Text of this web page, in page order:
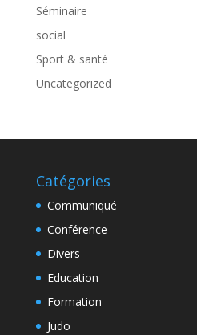
Séminaire
social
Sport & santé
Uncategorized
Catégories
Communiqué
Conférence
Divers
Education
Formation
Judo